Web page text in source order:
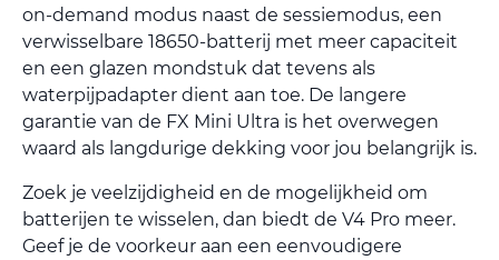
on-demand modus naast de sessiemodus, een
verwisselbare 18650-batterij met meer capaciteit
en een glazen mondstuk dat tevens als
waterpijpadapter dient aan toe. De langere
garantie van de FX Mini Ultra is het overwegen
waard als langdurige dekking voor jou belangrijk is.
Zoek je veelzijdigheid en de mogelijkheid om
batterijen te wisselen, dan biedt de V4 Pro meer.
Geef je de voorkeur aan een eenvoudigere